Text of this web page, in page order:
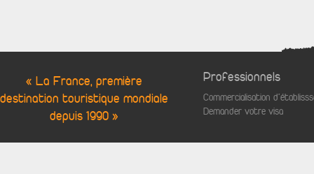
« La France, première
destination touristique mondiale
depuis 1990 »
Professionnels
Commercialisation
Demander votre visa